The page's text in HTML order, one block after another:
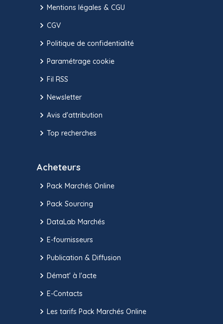
Mentions légales & CGU
CGV
Politique de confidentialité
Paramétrage cookie
Fil RSS
Newsletter
Avis d'attribution
Top recherches
Acheteurs
Pack Marchés Online
Pack Sourcing
DataLab Marchés
E-fournisseurs
Publication & Diffusion
Démat' à l'acte
E-Contacts
Les tarifs Pack Marchés Online